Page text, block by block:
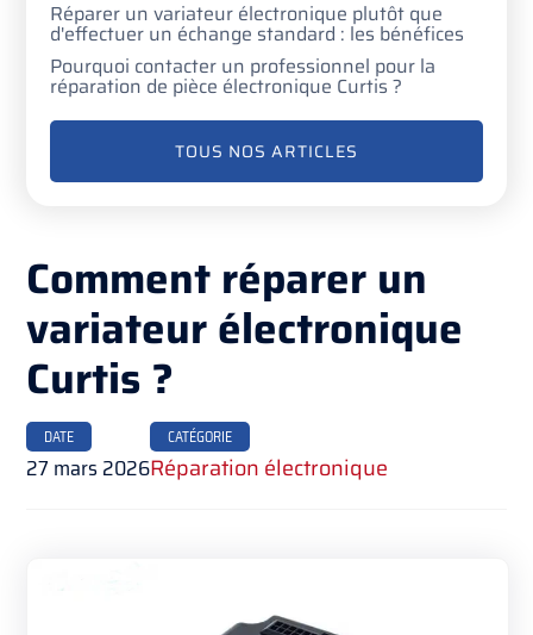
Réparer un variateur électronique plutôt que
d'effectuer un échange standard : les bénéfices
Pourquoi contacter un professionnel pour la
réparation de pièce électronique Curtis ?
TOUS NOS ARTICLES
Comment réparer un
variateur électronique
Curtis ?
DATE
27 mars 2026
CATÉGORIE
Réparation électronique